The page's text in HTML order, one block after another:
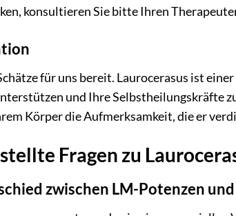
konsultieren Sie bitte Ihren
für uns bereit. Laurocerasus ist
und Ihre Selbstheilungskräfte
Körper die Aufmerksamkeit, die er
Fragen zu
zwischen LM-Potenzen